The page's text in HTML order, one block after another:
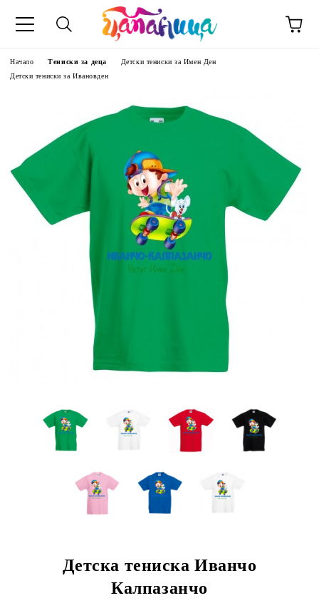
Начало Тениски за деца
Детски тениски за Имен Ден
Детски тениски за Ивановден
Детска тениска Иванчо
Калпазанчо